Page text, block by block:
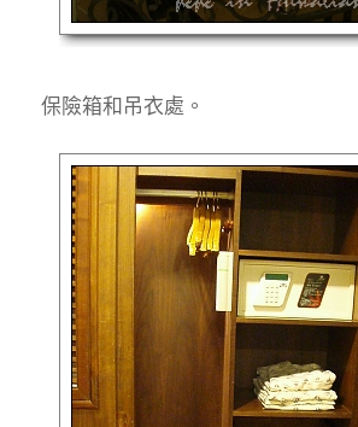
保險箱和吊衣處。